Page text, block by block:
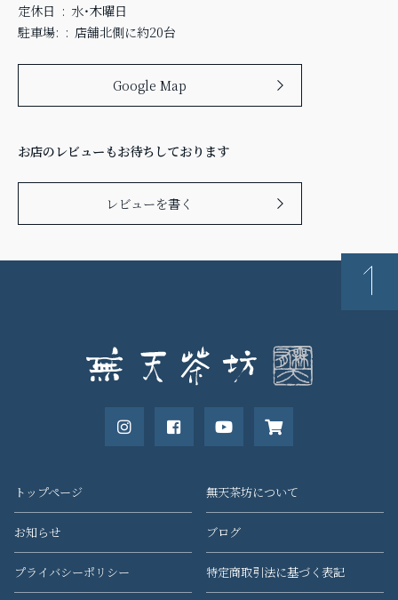
定休日
水・木曜日
駐車場:
店舗北側に約20台
Google Map
お店のレビューもお待ちしております
レビューを書く
トップページ 無天茶坊について
お知らせ ブログ
プライバシーポリシー 特定商取引法に基づく表記